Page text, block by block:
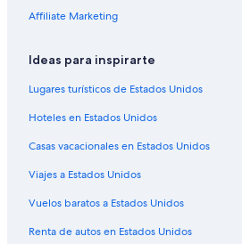
Hoteles con cocina en Papeete
Hoteles con estacionamiento en Papeete
Hoteles con alberca en Papeete
Hoteles con restaurante en Papeete
Hoteles con hidromasaje en Papeete
Affiliate Marketing
Ideas para inspirarte
Lugares turísticos de Estados Unidos
Hoteles en Estados Unidos
Casas vacacionales en Estados Unidos
Viajes a Estados Unidos
Vuelos baratos a Estados Unidos
Renta de autos en Estados Unidos